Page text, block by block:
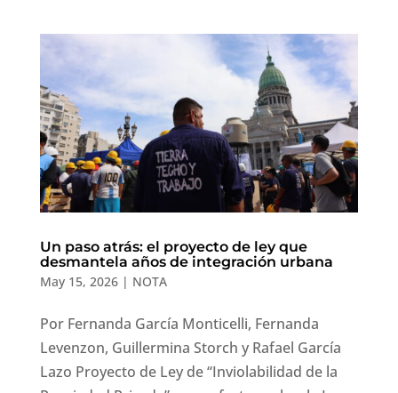
Un paso atrás: el proyecto de ley que
desmantela años de integración urbana
May 15, 2026| NOTA
Por Fernanda García Monticelli, Fernanda
Levenzon, Guillermina Storch y Rafael García
Lazo Proyecto de Ley de “Inviolabilidad de la